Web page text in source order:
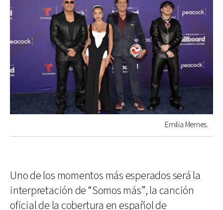
Emilia Mernes.
Uno de los momentos más esperados será la
interpretación de “Somos más”, la canción
oficial de la cobertura en español de